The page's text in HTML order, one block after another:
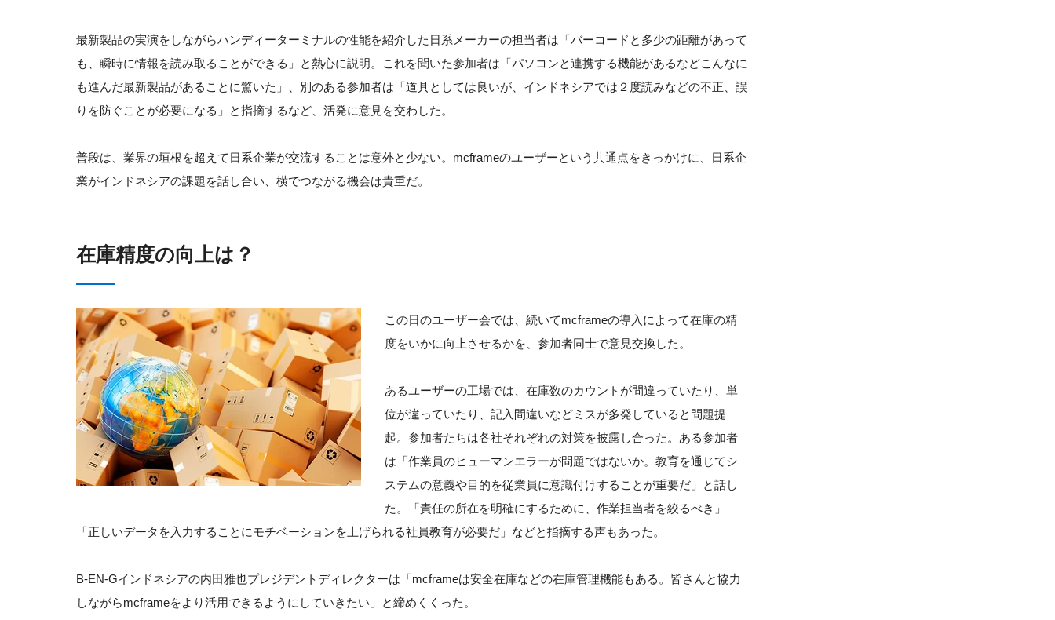
最新製品の実演をしながらハンディーターミナルの性能を紹介した日系メーカーの担当者は「バーコードと多少の距離があって
も、瞬時に情報を読み取ることができる」と熱心に説明。これを聞いた参加者は「パソコンと連携する機能があるなどこんなに
も進んだ最新製品があることに驚いた」、別のある参加者は「道具としては良いが、インドネシアでは２度読みなどの不正、誤
りを防ぐことが必要になる」と指摘するなど、活発に意見を交わした。
普段は、業界の垣根を超えて日系企業が交流することは意外と少ない。mcframeのユーザーという共通点をきっかけに、日系企
業がインドネシアの課題を話し合い、横でつながる機会は貴重だ。
在庫精度の向上は？
この日のユーザー会では、続いてmcframeの導入によって在庫の精
度をいかに向上させるかを、参加者同士で意見交換した。
あるユーザーの工場では、在庫数のカウントが間違っていたり、単
位が違っていたり、記入間違いなどミスが多発していると問題提
起。参加者たちは各社それぞれの対策を披露し合った。ある参加者
は「作業員のヒューマンエラーが問題ではないか。教育を通じてシ
ステムの意義や目的を従業員に意識付けすることが重要だ」と話し
た。「責任の所在を明確にするために、作業担当者を絞るべき」
「正しいデータを入力することにモチベーションを上げられる社員教育が必要だ」などと指摘する声もあった。
B-EN-Gインドネシアの内田雅也プレジデントディレクターは「mcframeは安全在庫などの在庫管理機能もある。皆さんと協力
しながらmcframeをより活用できるようにしていきたい」と締めくくった。